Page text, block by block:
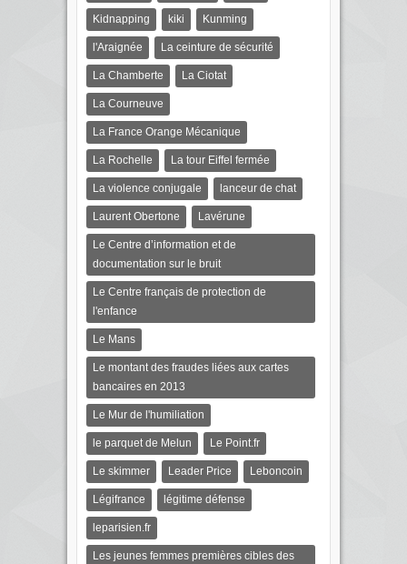
Kidnapping kiki Kunming
l'Araignée La ceinture de sécurité
La Chamberte La Ciotat
La Courneuve
La France Orange Mécanique
La Rochelle La tour Eiffel fermée
La violence conjugale lanceur de chat
Laurent Obertone Lavérune
Le Centre d’information et de
documentation sur le bruit
Le Centre français de protection de
l'enfance
Le Mans
Le montant des fraudes liées aux cartes
bancaires en 2013
Le Mur de l'humiliation
le parquet de Melun Le Point.fr
Le skimmer Leader Price Leboncoin
Légifrance légitime défense
leparisien.fr
Les jeunes femmes premières cibles des